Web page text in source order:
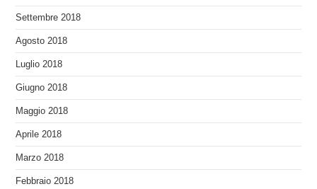
Settembre 2018
Agosto 2018
Luglio 2018
Giugno 2018
Maggio 2018
Aprile 2018
Marzo 2018
Febbraio 2018